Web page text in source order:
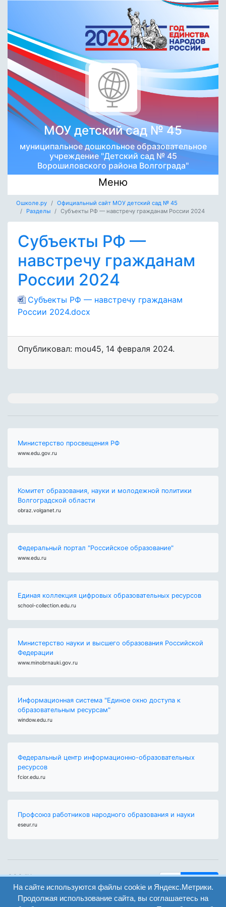
МОУ детский сад № 45
муниципальное дошкольное образовательное
учреждение "Детский сад № 45
Ворошиловского района Волгограда"
Меню
Ошколе.ру
Официальный сайт МОУ детский сад № 45
Разделы
Субъекты РФ — навстречу гражданам России 2024
Субъекты РФ —
навстречу гражданам
России 2024
Субъекты РФ — навстречу гражданам
России 2024.docx
Опубликовал: mou45, 14 февраля 2024.
Министерство просвещения РФ
www.edu.gov.ru
Комитет образования, науки и молодежной политики
Волгоградской области
obraz.volganet.ru
Федеральный портал "Российское образование"
www.edu.ru
Единая коллекция цифровых образовательных ресурсов
school-collection.edu.ru
Министерство науки и высшего образования Российской
Федерации
www.minobrnauki.gov.ru
Информационная система "Единое окно доступа к
образовательным ресурсам"
window.edu.ru
Федеральный центр информационно-образовательных
ресурсов
fcior.edu.ru
Профсоюз работников народного образования и науки
eseur.ru
ООО "Центр
образования и
консалтинга"
вход
Версия
На сайте используются файлы cookie и Яндекс.Метрики.
Продолжая использование сайта, вы соглашаетесь на